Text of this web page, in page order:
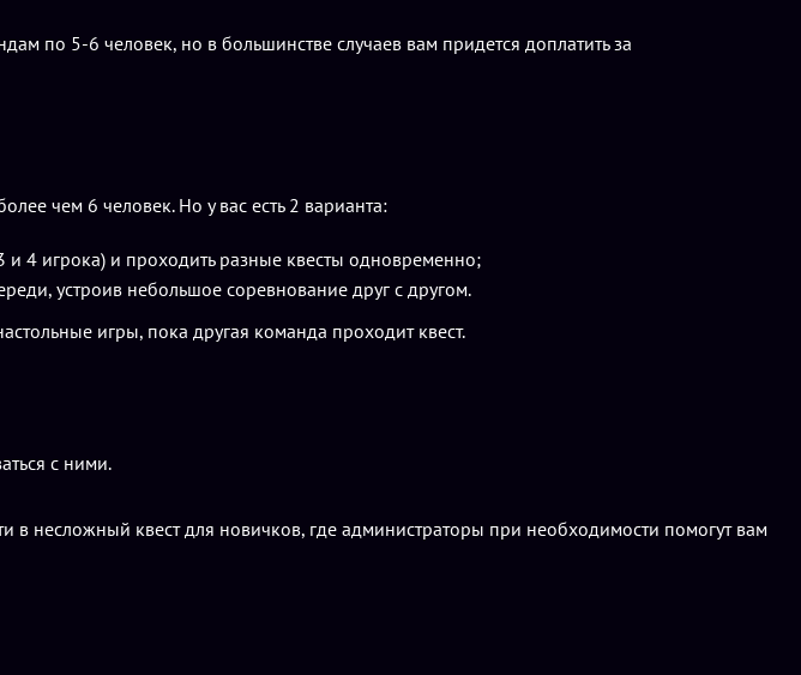
по 5-6 человек, но в большинстве случаев вам придется доплатить за
чем 6 человек. Но у вас есть 2 варианта:
и 4 игрока) и проходить разные квесты одновременно;
устроив небольшое соревнование друг с другом.
игры, пока другая команда проходит квест.
с ними.
в несложный квест для новичков, где администраторы при необходимости помогут вам